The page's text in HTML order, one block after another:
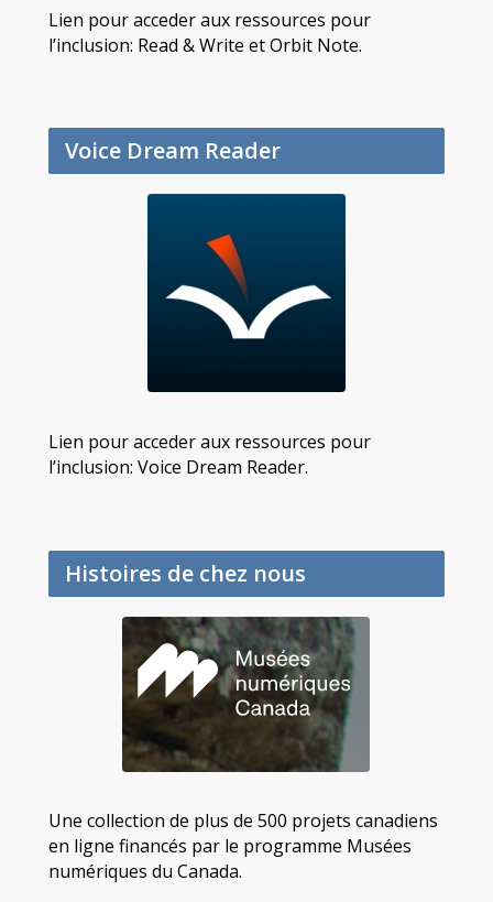
Lien pour acceder aux ressources pour
l’inclusion: Read & Write et Orbit Note.
Voice Dream Reader
Lien pour acceder aux ressources pour
l’inclusion: Voice Dream Reader.
Histoires de chez nous
Une collection de plus de 500 projets canadiens
en ligne financés par le programme Musées
numériques du Canada.